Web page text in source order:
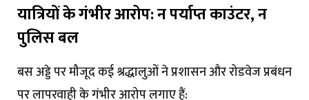
यात्रियों के गंभीर आरोप: न पर्याप्त काउंटर, न
पुलिस बल
बस अड्डे पर मौजूद कई श्रद्धालुओं ने प्रशासन और रोडवेज प्रबंधन
पर लापरवाही के गंभीर आरोप लगाए हैं: